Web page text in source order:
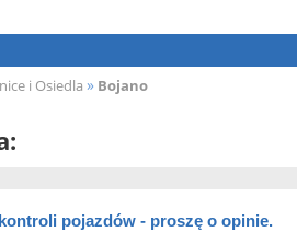
i Osiedla » Bojano
pojazdów - proszę o opinie.